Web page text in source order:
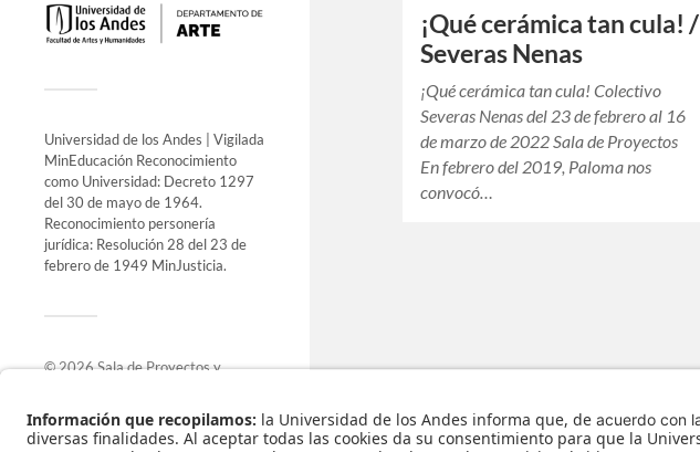
Universidad de los Andes | Vigilada
MinEducación Reconocimiento
como Universidad: Decreto 1297
del 30 de mayo de 1964.
Reconocimiento personería
jurídica: Resolución 28 del 23 de
febrero de 1949 MinJusticia.
© 2026Sala de Proyectos y
Funciona con
.
Tema deAnders Norén.
¡Qué cerámica tan cula! /
Severas Nenas
¡Qué cerámica tan cula! Colectivo
Severas Nenas del 23 de febrero al 16
de marzo de 2022 Sala de Proyectos
En febrero del 2019, Paloma nos
convocó…